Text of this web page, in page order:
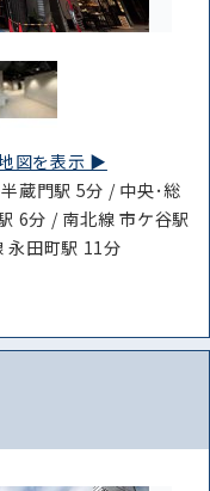
図を表示 ▶︎
蔵門駅 5分 / 中央･総
6分 / 南北線 市ケ谷駅
永田町駅 11分